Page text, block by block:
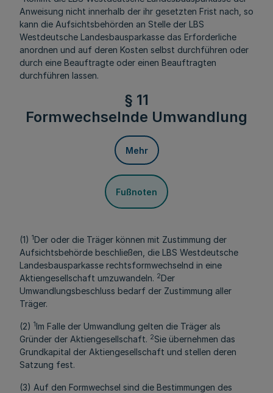
Anweisung nicht innerhalb der ihr gesetzten Frist nach, so
kann die Aufsichtsbehörden an Stelle der LBS
Westdeutsche Landesbausparkasse das Erforderliche
anordnen und auf deren Kosten selbst durchführen oder
durch eine Beauftragte oder einen Beauftragten
durchführen lassen.
§ 11
Formwechselnde Umwandlung
Mehr
Fußnoten
(1) 1Der oder die Träger können mit Zustimmung der
Aufsichtsbehörde beschließen, die LBS Westdeutsche
Landesbausparkasse rechtsformwechselnd in eine
Aktiengesellschaft umzuwandeln. 2Der
Umwandlungsbeschluss bedarf der Zustimmung aller
Träger.
(2) 1Im Falle der Umwandlung gelten die Träger als
Gründer der Aktiengesellschaft. 2Sie übernehmen das
Grundkapital der Aktiengesellschaft und stellen deren
Satzung fest.
(3) Auf den Formwechsel sind die Bestimmungen des